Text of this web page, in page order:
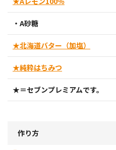
・A砂糖
★北海道バター（加塩）
★純粋はちみつ
★＝セブンプレミアムです。
作り方